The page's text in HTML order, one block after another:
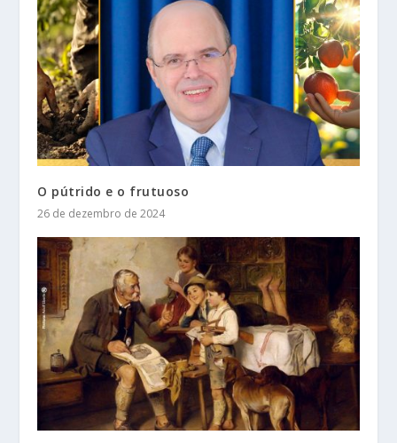
O pútrido e o frutuoso
26 de dezembro de 2024